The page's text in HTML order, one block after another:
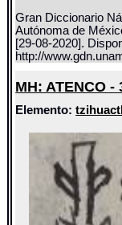
Gran Diccionario
Autónoma de
[29-08-2020].
http://
MH: ATENCO -
Elemento: